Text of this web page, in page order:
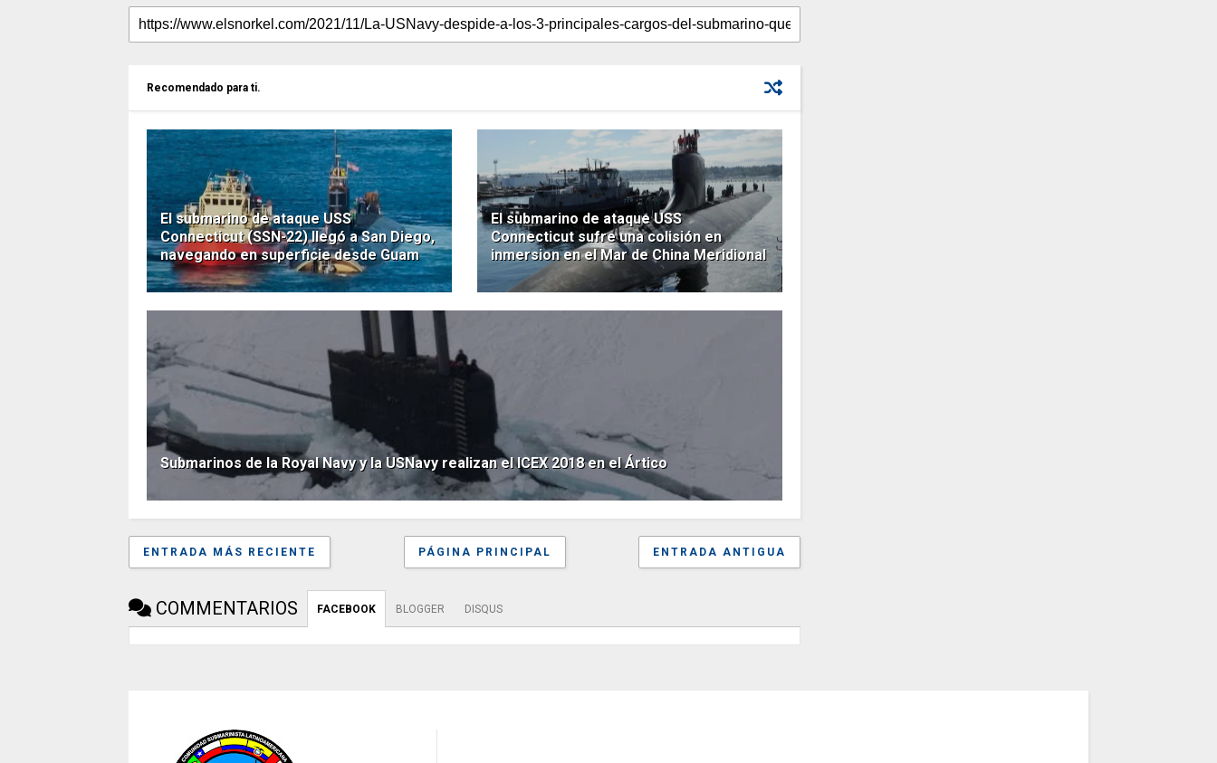
Recomendado para ti.
El submarino de ataque USS
Connecticut (SSN-22) llegó a San Diego,
navegando en superficie desde Guam
El submarino de ataque USS
Connecticut sufre una colisión en
inmersion en el Mar de China Meridional
Submarinos de la Royal Navy y la USNavy realizan el ICEX 2018 en el Ártico
ENTRADA MÁS RECIENTE ENTRADA ANTIGUA
PÁGINA PRINCIPAL
COMMENTARIOS FACEBOOK BLOGGER DISQUS